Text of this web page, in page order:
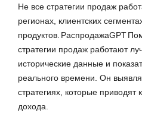
Не все стратегии продаж
регионах, клиентских
продуктов. РаспродажаGPT
стратегии продаж работают
исторические данные и
реального времени. Он
стратегиях, которые
дохода.